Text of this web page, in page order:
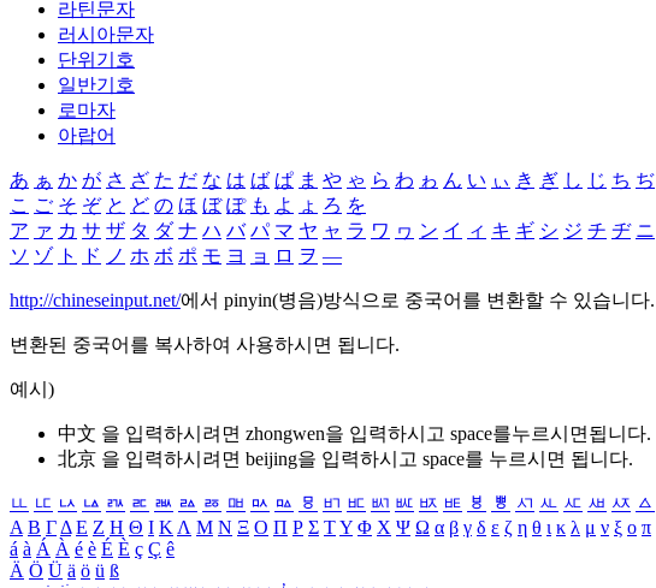
라틴문자
러시아문자
단위기호
일반기호
로마자
아랍어
あ ぁ か が さ ざ た だ な は ば ぱ ま や ゃ ら わ ゎ ん い ぃ き ぎ し じ ち ぢ
こ ご そ ぞ と ど の ほ ぼ ぽ も よ ょ ろ を
ア ァ カ サ ザ タ ダ ナ ハ バ パ マ ヤ ャ ラ ワ ヮ ン イ ィ キ ギ シ ジ チ ヂ ニ
ソ ゾ ト ド ノ ホ ボ ポ モ ヨ ョ ロ ヲ ―
http://chineseinput.net/에서 pinyin(병음)방식으로 중국어를 변환할 수 있습니다.
변환된 중국어를 복사하여 사용하시면 됩니다.
예시)
中文 을 입력하시려면 zhongwen을 입력하시고 space를누르시면됩니다.
北京 을 입력하시려면 beijing을 입력하시고 space를 누르시면 됩니다.
ㅥ ㅦ ㅧ ㅨ ㅩ ㅪ ㅫ ㅬ ㅭ ㅮ ㅯ ㅰ ㅱ ㅲ ㅳ ㅴ ㅵ ㅶ ㅷ ㅸ ㅹ ㅺ ㅻ ㅼ ㅽ ㅾ ㅿ
Α Β ΓΔ Ε Ζ Η Θ Ι ΚΛ Μ Ν Ξ Ο Π Ρ Σ ΤΥ Φ Χ Ψ Ω α β γ δ ε ζ η θ ι κ λ μ ν ξ ο π
á à Á À é è É È ç Ç ê
Ä Ö Ü ä ö ü ß